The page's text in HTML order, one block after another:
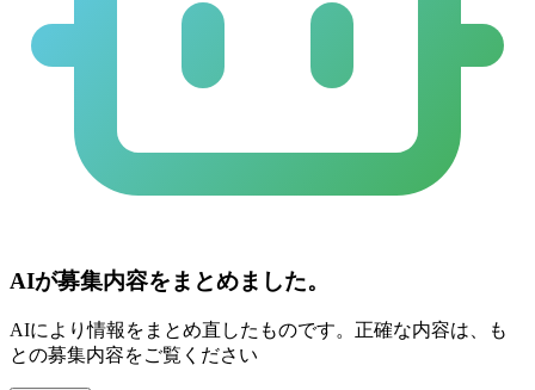
AIが募集内容をまとめました。
AIにより情報をまとめ直したものです。正確な内容は、も
との募集内容をご覧ください